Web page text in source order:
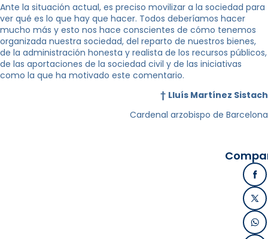
Ante la situación actual, es preciso movilizar a la sociedad para
ver qué es lo que hay que hacer. Todos deberíamos hacer
mucho más y esto nos hace conscientes de cómo tenemos
organizada nuestra sociedad, del reparto de nuestros bienes,
de la administración honesta y realista de los recursos públicos,
de las aportaciones de la sociedad civil y de las iniciativas
como la que ha motivado este comentario.
† Lluís Martínez Sistach
Cardenal arzobispo de Barcelona
X